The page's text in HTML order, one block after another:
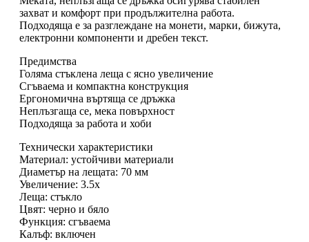
захват и комфорт при продължителна работа.
Подходяща е за разглеждане на монети, марки, бижута,
електронни компоненти и дребен текст.
Предимства
Голяма стъклена леща с ясно увеличение
Сгъваема и компактна конструкция
Ергономична въртяща се дръжка
Неплъзгаща се, мека повърхност
Подходяща за работа и хоби
Технически характеристики
Материал: устойчиви материали
Диаметър на лещата: 70 мм
Увеличение: 3.5x
Леща: стъкло
Цвят: черно и бяло
Функция: сгъваема
Калъф: включен